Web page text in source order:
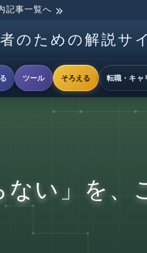
記事一覧へ
のための解説サ
ツール そろえる 転職・キャ
い」を、